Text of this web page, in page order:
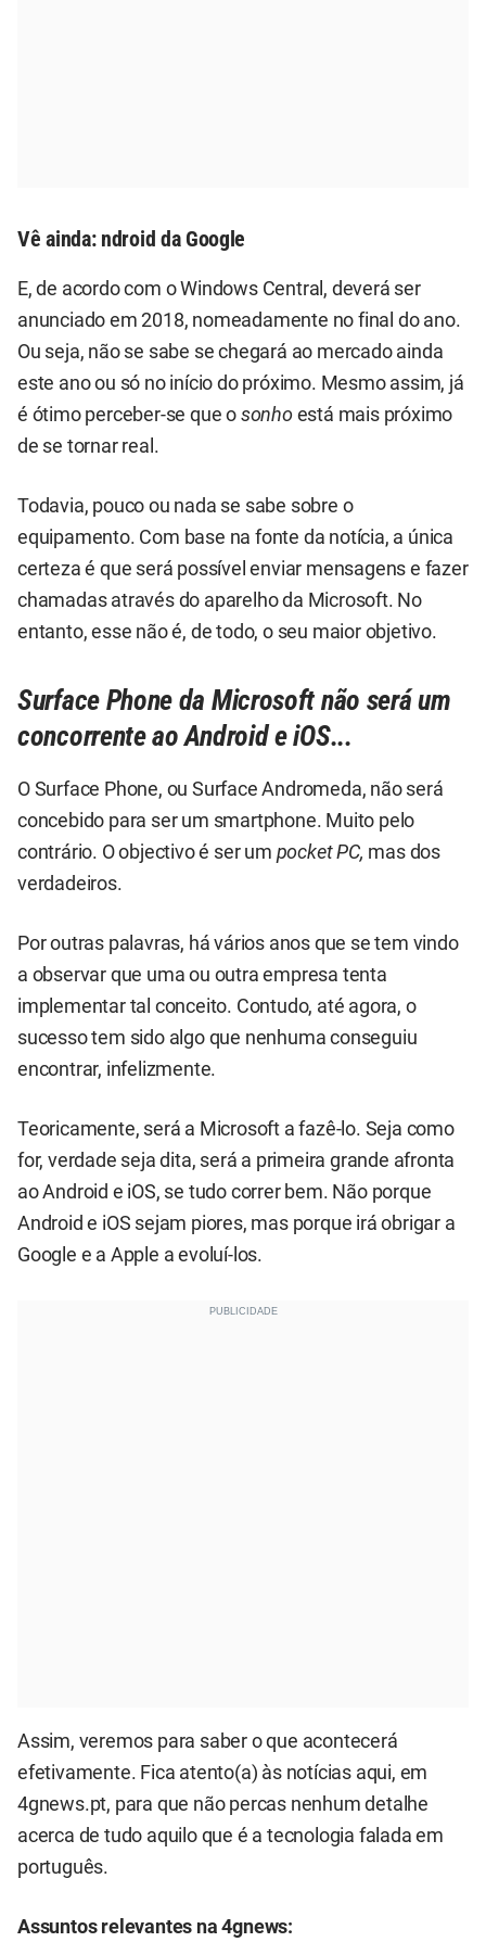
Vê ainda: ndroid da Google
E, de acordo com oWindows Central , deverá ser
anunciado em 2018, nomeadamente no final do ano.
Ou seja, não se sabe se chegará ao mercado ainda
este ano ou só no início do próximo. Mesmo assim, já
é ótimo perceber-se que o sonho está mais próximo
de se tornar real.
Todavia, pouco ou nada se sabe sobre o
equipamento. Com base na fonte da notícia, a única
certeza é que será possível enviar mensagens e fazer
chamadas através do aparelho da Microsoft. No
entanto, esse não é, de todo, o seu maior objetivo.
Surface Phone da Microsoft não será um
concorrente ao Android e iOS...
O Surface Phone, ou Surface Andromeda, não será
concebido para ser um smartphone. Muito pelo
contrário. O objectivo é ser um pocket PC, mas dos
verdadeiros.
Por outras palavras, há vários anos que se tem vindo
a observar que uma ou outra empresa tenta
implementar tal conceito. Contudo, até agora, o
sucesso tem sido algo que nenhuma conseguiu
encontrar, infelizmente.
Teoricamente, será a Microsoft a fazê-lo. Seja como
for, verdade seja dita, será a primeira grande afronta
ao Android e iOS, se tudo correr bem. Não porque
Android e iOS sejam piores, mas porque irá obrigar a
Google e a Apple a evoluí-los.
Assim, veremos para saber o que acontecerá
efetivamente. Fica atento(a) às notícias aqui, em
4gnews.pt, para que não percas nenhum detalhe
acerca de tudo aquilo que é a tecnologia falada em
português.
Assuntos relevantes na 4gnews: